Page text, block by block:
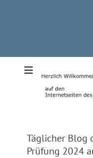
Täglicher Blog
Prüfung 2024